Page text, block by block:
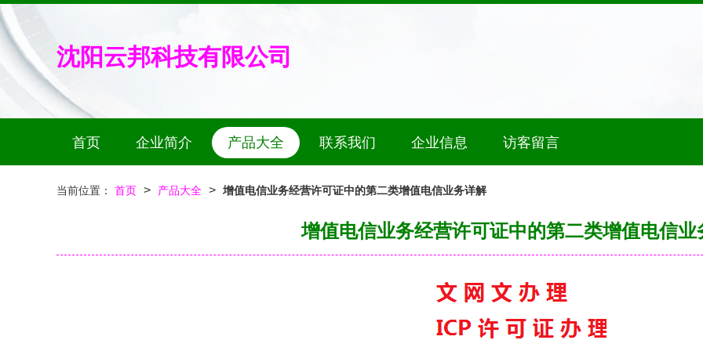
沈阳云邦科技有限公司
首页 企业简介 产品大全 联系我们 企业信息 访客留言
当前位置： 首页 > 产品大全 > 增值电信业务经营许可证中的第二类增值电信业务详解
增值电信业务经营许可证中的第二类增值电信业